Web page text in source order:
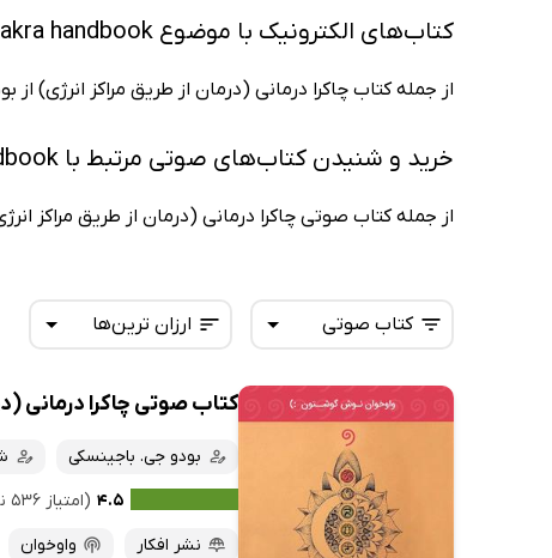
کتاب‌های الکترونیک با موضوع The chakra handbook
از جمله کتاب چاکرا درمانی (درمان از طریق مراکز انرژی)
خرید و شنیدن کتاب‌های صوتی مرتبط با The chakra handbook
از جمله کتاب صوتی چاکرا درمانی (درمان از طریق مراکز
ارزان ترین‌ها
تازه‌ها
داغ‌ترین‌ها
پربحث‌ها
کتاب صوتی
همه کتاب‌ها
کتاب‌های صوتی
کتاب‌های متنی
کتاب صوتی چاکرا درمانی
بودو جی. باجینسکی
۴.۵ (امتیاز ۵۳۶ نفر)
نشر افکار
واوخوان